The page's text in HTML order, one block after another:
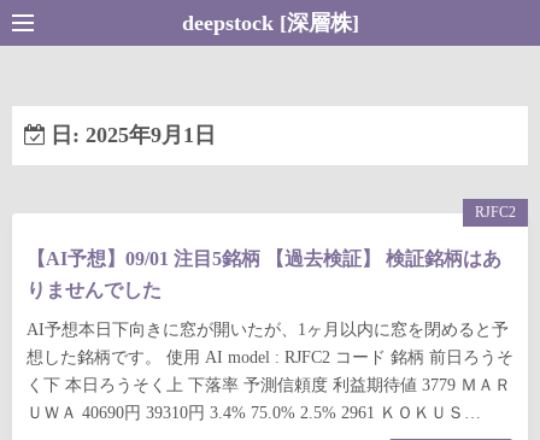
コ
ン
ン
へ
deepstock [深層株]
日: 2025年9月1日
【AI予想】09/01 注目5銘柄 【過去検証】 検証銘柄はあ
りませんでした
AI予想本日下向きに窓が開いたが、1ヶ月以内に窓を閉めると予
想した銘柄です。 使用 AI model : RJFC2 コード 銘柄 前日ろうそ
く下 本日ろうそく上 下落率 予測信頼度 利益期待値 3779 ＭＡＲ
ＵＷＡ 40690円 39310円 3.4% 75.0% 2.5% 2961 ＫＯＫＵＳ…
RJFC2